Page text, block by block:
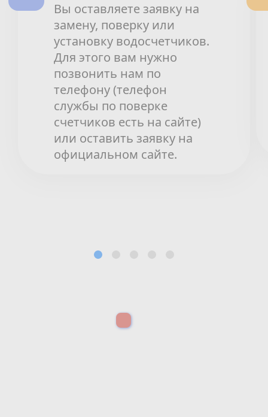
Вы оставляете заявку на
замену, поверку или
установку водосчетчиков.
Для этого вам нужно
позвонить нам по
телефону (телефон
службы по поверке
счетчиков есть на сайте)
или оставить заявку на
официальном сайте.